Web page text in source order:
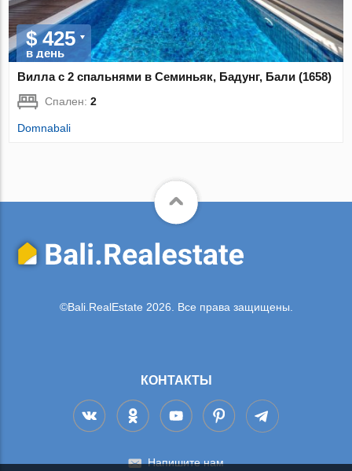
$ 425
в день
Вилла с 2 спальнями в Семиньяк, Бадунг, Бали (1658)
Спален:2
Domnabali
©Bali.RealEstate 2026. Все права защищены.
КОНТАКТЫ
Напишите нам